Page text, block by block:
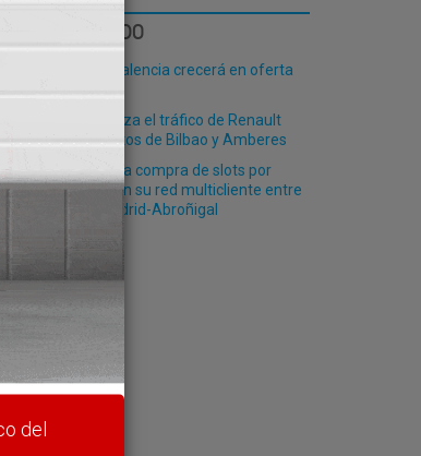
LO MÁS LEÍDO
El Puerto de Valencia crecerá en oferta
Finnlines afianza el tráfico de Renault
entre los puertos de Bilbao y Amberes
Renfe ofrece la compra de slots por
plataformas en su red multicliente entre
Valencia y Madrid-Abroñigal
del